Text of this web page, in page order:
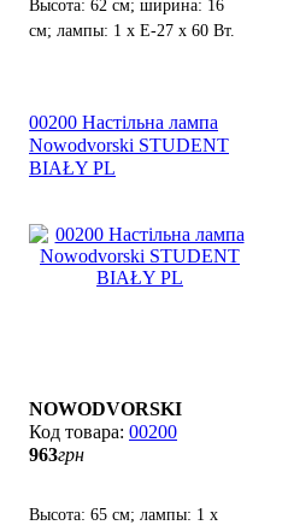
Высота: 62 см; ширина: 16
см; лампы: 1 х Е-27 х 60 Вт.
00200 Настільна лампа
Nowodvorski STUDENT
BIAŁY PL
NOWODVORSKI
00200
963грн
Высота: 65 см; лампы: 1 х